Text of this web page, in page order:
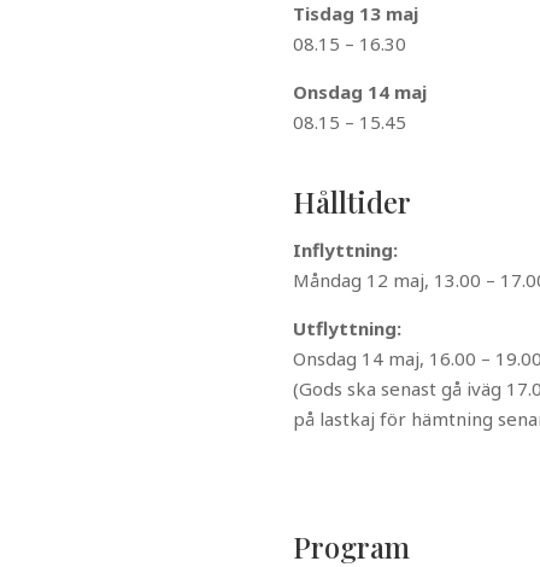
Tisdag 13 maj
08.15 – 16.30
Onsdag 14 maj
08.15 – 15.45
Hålltider
Inflyttning:
Måndag 12 maj, 13.00 –
Utflyttning:
Onsdag 14 maj, 16.00 –
(Gods ska senast gå iväg
på lastkaj för hämtning
Program